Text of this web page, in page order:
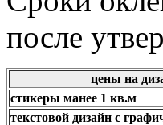
после
цены на
стикеры манее 1 кв.м
текстовой дизайн с